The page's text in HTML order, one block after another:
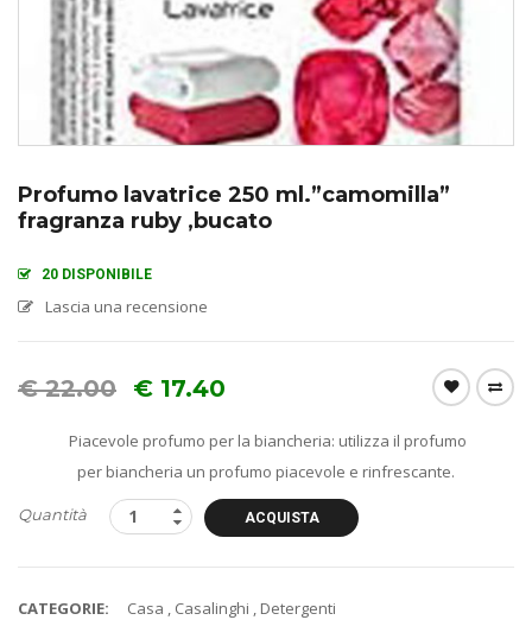
Profumo lavatrice 250 ml.”camomilla”
fragranza ruby ,bucato
20 DISPONIBILE
Lascia una recensione
€22.00 € 17.40
Piacevole profumo per la biancheria: utilizza il profumo
per biancheria un profumo piacevole e rinfrescante.
Quantità ACQUISTA
CATEGORIE: Casa , Casalinghi , Detergenti